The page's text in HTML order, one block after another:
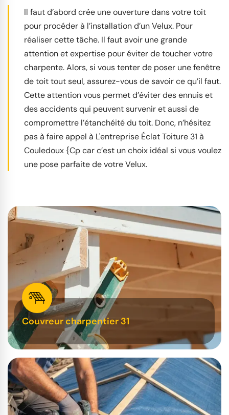
Il faut d’abord crée une ouverture dans votre toit
pour procéder à l’installation d’un Velux. Pour
réaliser cette tâche. Il faut avoir une grande
attention et expertise pour éviter de toucher votre
charpente. Alors, si vous tenter de poser une fenêtre
de toit tout seul, assurez-vous de savoir ce qu’il faut.
Cette attention vous permet d’éviter des ennuis et
des accidents qui peuvent survenir et aussi de
compromettre l’étanchéité du toit. Donc, n’hésitez
pas à faire appel à L'entreprise Éclat Toiture 31 à
Couledoux {Cp car c’est un choix idéal si vous voulez
une pose parfaite de votre Velux.
Couvreur charpentier 31